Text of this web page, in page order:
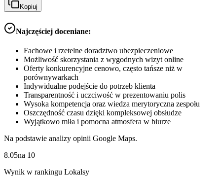
Kopiuj
Najczęściej doceniane:
Fachowe i rzetelne doradztwo ubezpieczeniowe
Możliwość skorzystania z wygodnych wizyt online
Oferty konkurencyjne cenowo, często tańsze niż w
porównywarkach
Indywidualne podejście do potrzeb klienta
Transparentność i uczciwość w prezentowaniu polis
Wysoka kompetencja oraz wiedza merytoryczna zespołu
Oszczędność czasu dzięki kompleksowej obsłudze
Wyjątkowo miła i pomocna atmosfera w biurze
Na podstawie analizy opinii Google Maps.
8.05na 10
Wynik w rankingu Lokalsy